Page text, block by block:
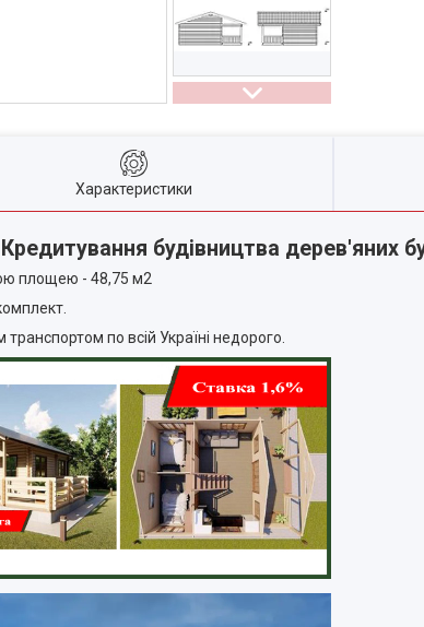
Характеристики
будівництва дерев'яних
площею - 48,75 м2
по всій Україні недорого.